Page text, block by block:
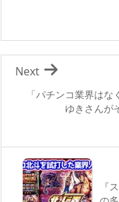
「パチンコ業界は
ゆきさんが
Next
『